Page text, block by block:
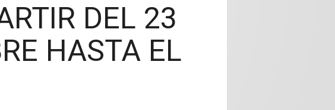
DEL 23
HASTA EL